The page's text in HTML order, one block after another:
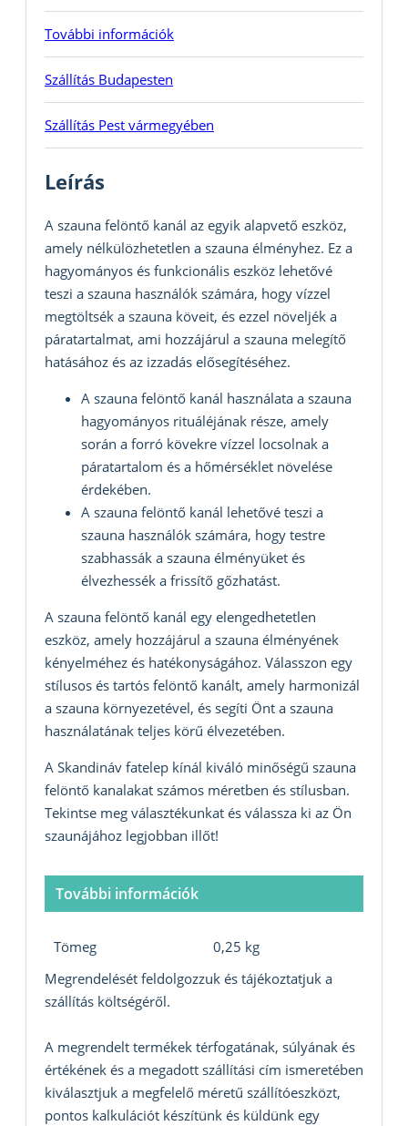
További információk
Szállítás Budapesten
Szállítás Pest vármegyében
Leírás
A szauna felöntő kanál az egyik alapvető eszköz,
amely nélkülözhetetlen a szauna élményhez. Ez a
hagyományos és funkcionális eszköz lehetővé
teszi a szauna használók számára, hogy vízzel
megtöltsék a szauna köveit, és ezzel növeljék a
páratartalmat, ami hozzájárul a szauna melegítő
hatásához és az izzadás elősegítéséhez.
A szauna felöntő kanál használata a szauna
hagyományos rituáléjának része, amely
során a forró kövekre vízzel locsolnak a
páratartalom és a hőmérséklet növelése
érdekében.
A szauna felöntő kanál lehetővé teszi a
szauna használók számára, hogy testre
szabhassák a szauna élményüket és
élvezhessék a frissítő gőzhatást.
A szauna felöntő kanál egy elengedhetetlen
eszköz, amely hozzájárul a szauna élményének
kényelméhez és hatékonyságához. Válasszon egy
stílusos és tartós felöntő kanált, amely harmonizál
a szauna környezetével, és segíti Önt a szauna
használatának teljes körű élvezetében.
A Skandináv fatelep kínál kiváló minőségű szauna
felöntő kanalakat számos méretben és stílusban.
Tekintse meg választékunkat és válassza ki az Ön
szaunájához legjobban illőt!
További információk
Tömeg
0,25 kg
Megrendelését feldolgozzuk és tájékoztatjuk a
szállítás költségéről.
A megrendelt termékek térfogatának, súlyának és
értékének és a megadott szállítási cím ismeretében
kiválasztjuk a megfelelő méretű szállítóeszközt,
pontos kalkulációt készítünk és küldünk egy